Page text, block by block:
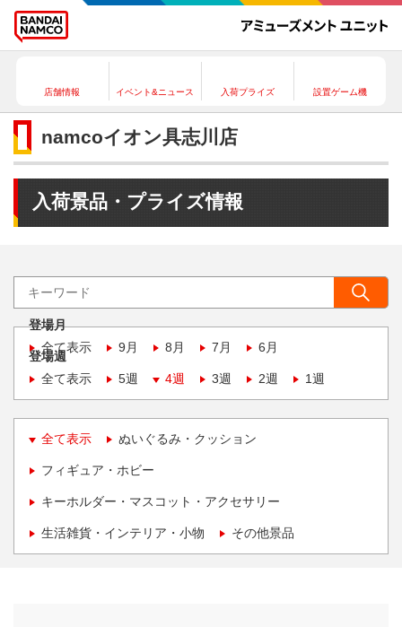
店舗情報 イベント&ニュース 入荷プライズ 設置ゲーム機
namcoイオン具志川店
入荷景品・プライズ情報
登場月
全て表示
9月 8月 7月 6月
登場週
全て表示
5週 4週 3週 2週 1週
全て表示 ぬいぐるみ・クッション
フィギュア・ホビー
キーホルダー・マスコット・アクセサリー
生活雑貨・インテリア・小物 その他景品